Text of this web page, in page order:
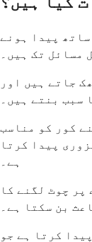
پیدا ہونے
مسائل تک ہیں۔
جاتے ہیں اور
سبب بنتے ہیں۔
کور کو مناسب
پیدا کرتا
ہے۔
چوٹ لگنے کا
بن سکتا ہے۔
کرتا ہے جو